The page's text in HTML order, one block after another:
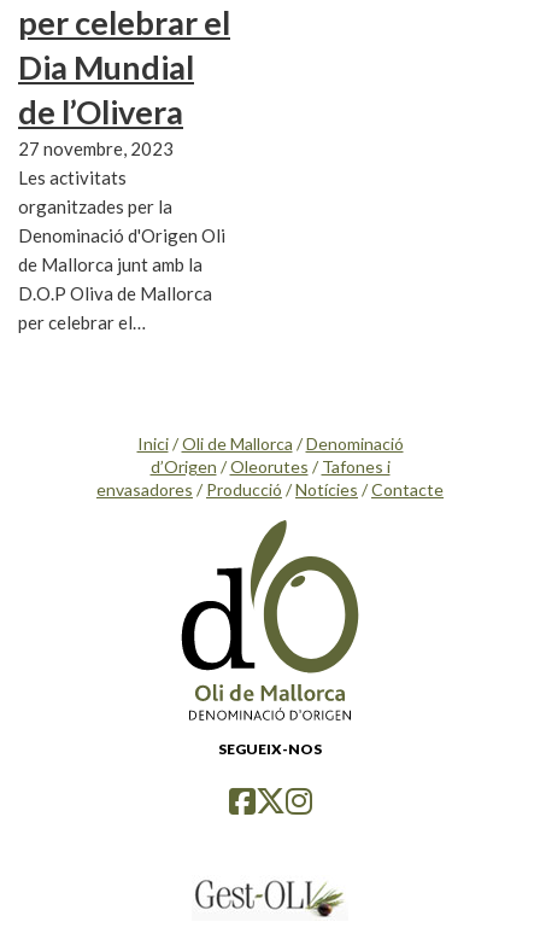
per celebrar el
Dia Mundial
de l’Olivera
27 novembre, 2023
Les activitats
organitzades per la
Denominació d'Origen Oli
de Mallorca junt amb la
D.O.P Oliva de Mallorca
per celebrar el…
Inici/Oli de Mallorca /Denominació
d’Origen /Oleorutes / Tafones i
envasadores / Producció /Notícies /Contacte
SEGUEIX-NOS